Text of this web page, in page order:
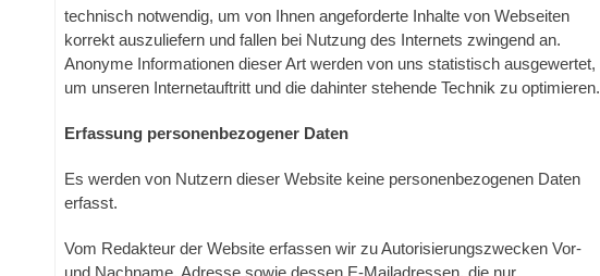
technisch notwendig, um von Ihnen angeforderte Inhalte von Webseiten
korrekt auszuliefern und fallen bei Nutzung des Internets zwingend an.
Anonyme Informationen dieser Art werden von uns statistisch ausgewertet,
um unseren Internetauftritt und die dahinter stehende Technik zu optimieren.
Erfassung personenbezogener Daten
Es werden von Nutzern dieser Website keine personenbezogenen Daten
erfasst.
Vom Redakteur der Website erfassen wir zu Autorisierungszwecken Vor-
und Nachname, Adresse sowie dessen E-Mailadressen, die nur